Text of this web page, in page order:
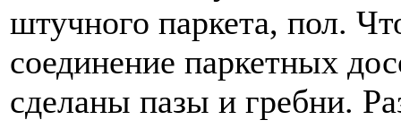
штучного паркета, пол.
соединение паркетных
сделаны пазы и гребни.